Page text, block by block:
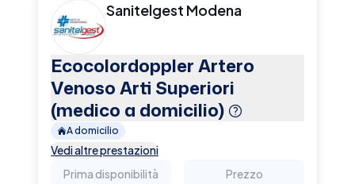
Sanitelgest Modena
Ecocolordoppler Artero
Venoso Arti Superiori
(medico a domicilio)
A domicilio
Vedi altre prestazioni
Prima disponibilità
Prezzo